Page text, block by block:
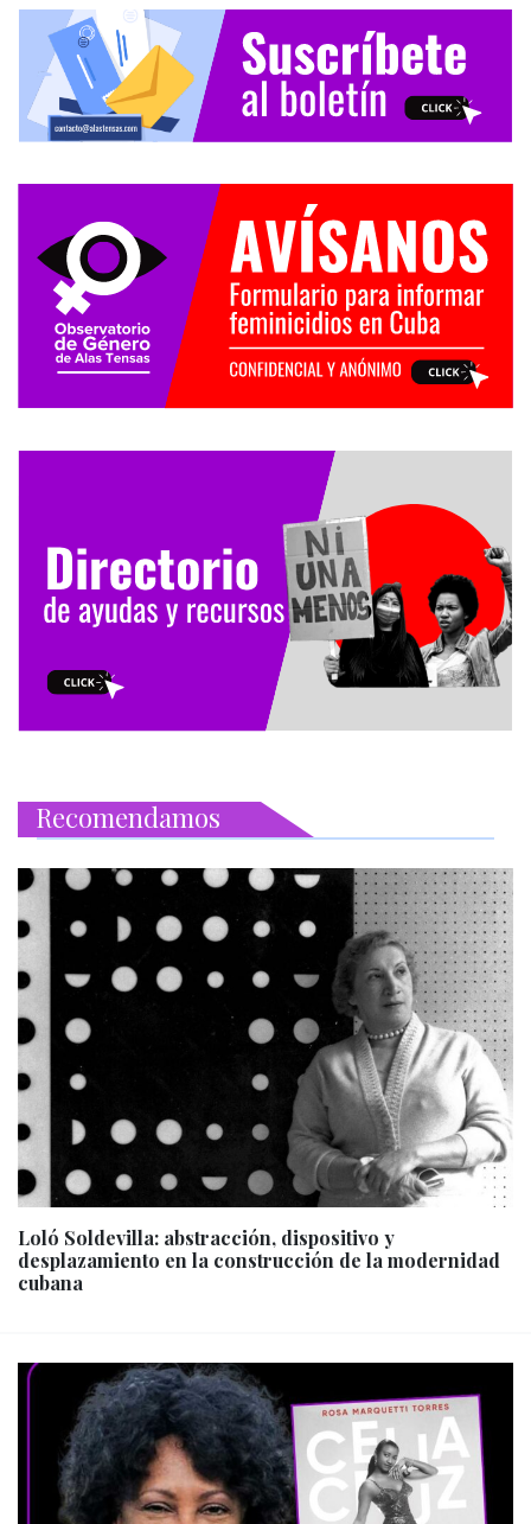
Recomendamos
Loló Soldevilla: abstracción, dispositivo y
desplazamiento en la construcción de la modernidad
cubana